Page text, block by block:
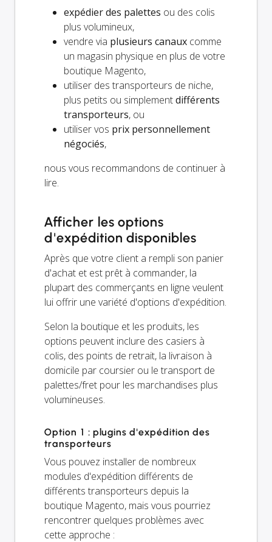
expédier des palettes ou des colis
plus volumineux,
vendre via plusieurs canaux comme
un magasin physique en plus de votre
boutique Magento,
utiliser des transporteurs de niche,
plus petits ou simplementdifférents
transporteurs, ou
utiliser vos prix personnellement
négociés,
nous vous recommandons de continuer à
lire.
Afficher les options
d'expédition disponibles
Après que votre client a rempli son panier
d'achat et est prêt à commander, la
plupart des commerçants en ligne veulent
lui offrir une variété d'options d'expédition.
Selon la boutique et les produits, les
options peuvent inclure des casiers à
colis, des points de retrait, la livraison à
domicile par coursier ou le transport de
palettes/fret pour les marchandises plus
volumineuses.
Option 1 : plugins d'expédition des
transporteurs
Vous pouvez installer de nombreux
modules d'expédition différents de
différents transporteurs depuis la
boutique Magento, mais vous pourriez
rencontrer quelques problèmes avec
cette approche :